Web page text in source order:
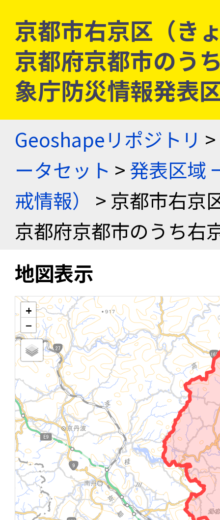
京都市右京区（き
京都府京都市のう
象庁防災情報発表
Geoshapeリポジトリ >
ータセット >発表区域
戒情報）
> 京都市右京
京都府京都市のうち右
地図表示
+
−